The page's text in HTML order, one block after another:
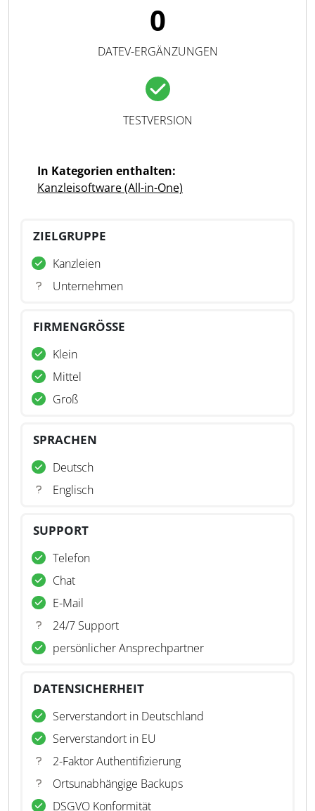
0
DATEV-ERGÄNZUNGEN
TESTVERSION
In Kategorien enthalten:
Kanzleisoftware (All-in-One)
ZIELGRUPPE
Kanzleien
Unternehmen
FIRMENGRÖSSE
Klein
Mittel
Groß
SPRACHEN
Deutsch
Englisch
SUPPORT
Telefon
Chat
E-Mail
24/7 Support
persönlicher Ansprechpartner
DATENSICHERHEIT
Serverstandort in Deutschland
Serverstandort in EU
2-Faktor Authentifizierung
Ortsunabhängige Backups
DSGVO Konformität